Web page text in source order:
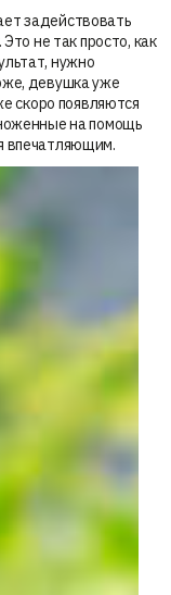
задействовать
не так просто, как
нужно
девушка уже
скоро появляются
на помощь
впечатляющим.